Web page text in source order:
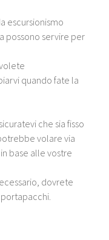
escursionismo
possono servire per
quando fate la
che sia fisso
volare via
base alle vostre
dovrete